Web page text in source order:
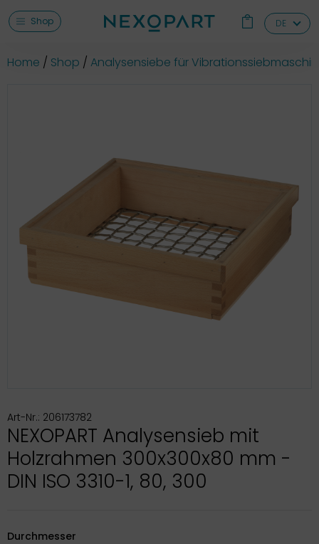
Shop DE
Home Shop Analysensiebe für
Art-Nr.: 206173782
NEXOPART Analysensieb mit
Holzrahmen 300x300x80 mm -
DIN ISO 3310-1, 80, 300
Durchmesser